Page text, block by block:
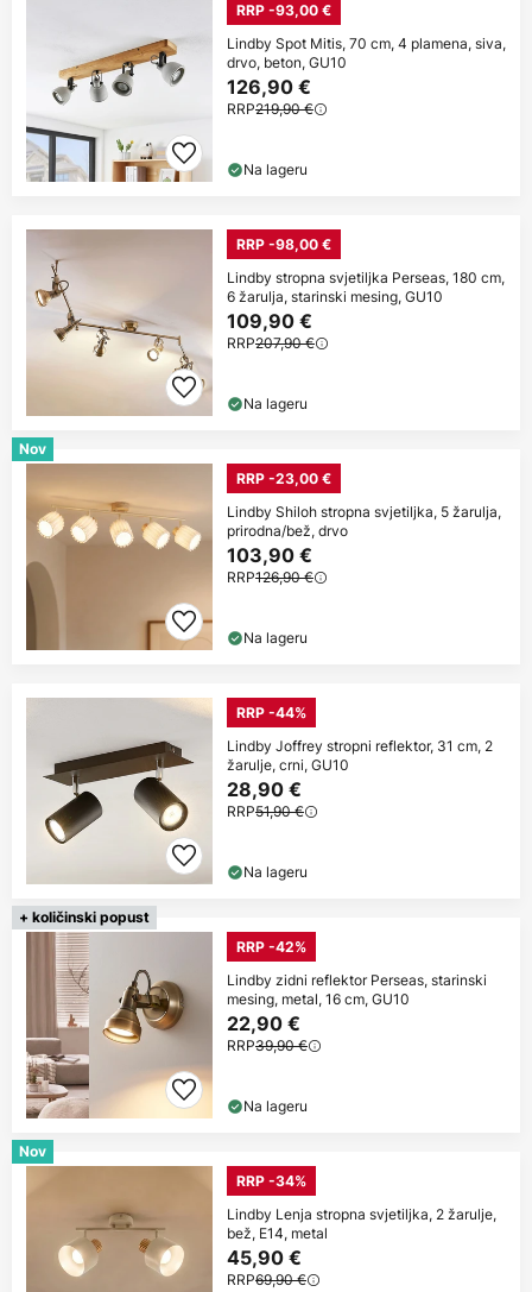
RRP -93,00 €
Lindby Spot Mitis, 70 cm, 4 plamena, siva,
drvo, beton, GU10
126,90 €
RRP219,90 €
Na lageru
RRP -98,00 €
Lindby stropna svjetiljka Perseas, 180 cm,
6 žarulja, starinski mesing, GU10
109,90 €
RRP207,90 €
Na lageru
Nov
RRP -23,00 €
Lindby Shiloh stropna svjetiljka, 5 žarulja,
prirodna/bež, drvo
103,90 €
RRP126,90 €
Na lageru
RRP -44%
Lindby Joffrey stropni reflektor, 31 cm, 2
žarulje, crni, GU10
28,90 €
RRP51,90 €
Na lageru
+ količinski popust
RRP -42%
Lindby zidni reflektor Perseas, starinski
mesing, metal, 16 cm, GU10
22,90 €
RRP39,90 €
Na lageru
Nov
RRP -34%
Lindby Lenja stropna svjetiljka, 2 žarulje,
bež, E14, metal
45,90 €
RRP69,90 €